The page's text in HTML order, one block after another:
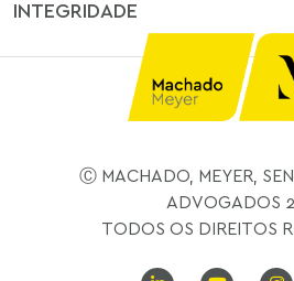
INTEGRIDADE
Ⓒ MACHADO, MEYER,
ADVOGADOS
TODOS OS DIREITOS